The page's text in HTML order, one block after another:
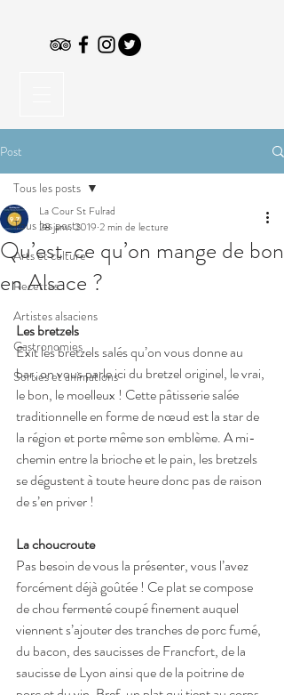
Post
Tous les posts
Arts et culture
Recettes
Artistes alsaciens
Gastronomies
Sorties et animations
Tous les posts
Qu’est-ce qu’on mange de bon
en Alsace ?
La Cour St Fulrad
28 janv. 2019 2 min de lecture
Les bretzels
Exit les bretzels salés qu’on vous donne au
bar, on vous parle ici du bretzel originel, le vrai,
le bon, le moelleux ! Cette pâtisserie salée
traditionnelle en forme de nœud est la star de
la région et porte même son emblème. A mi-
chemin entre la brioche et le pain, les bretzels
se dégustent à toute heure donc pas de raison
de s’en priver !
La choucroute
Pas besoin de vous la présenter, vous l’avez
forcément déjà goûtée ! Ce plat se compose
de chou fermenté coupé finement auquel
viennent s’ajouter des tranches de porc fumé,
du bacon, des saucisses de Francfort, de la
saucisse de Lyon ainsi que de la poitrine de